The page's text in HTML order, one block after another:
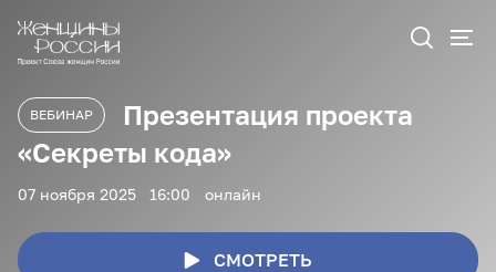
ВЕБИНАР
Презентация проекта
«Секреты кода»
07 ноября 2025 16:00 онлайн
СМОТРЕТЬ